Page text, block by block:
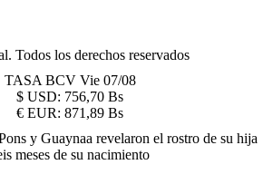
Todos los derechos reservados
TASA BCV Vie 07/08
$ USD: 756,70 Bs
€ EUR: 871,89 Bs
y Guaynaa revelaron el rostro de su hija
meses de su nacimiento